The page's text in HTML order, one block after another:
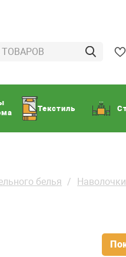
Текстиль
белья
Наволочки